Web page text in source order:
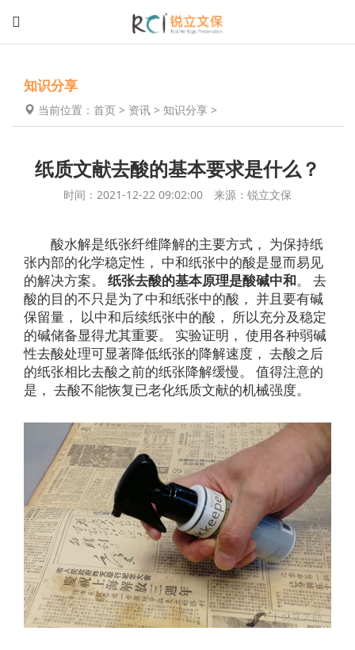
知识分享
当前位置： 首页 > 资讯 > 知识分享 >
纸质文献去酸的基本要求是什么？
时间：2021-12-22 09:02:00 来源：锐立文保
酸水解是纸张纤维降解的主要方式， 为保持纸
张内部的化学稳定性， 中和纸张中的酸是显而易见
的解决方案。 纸张去酸的基本原理是酸碱中和。 去
酸的目的不只是为了中和纸张中的酸， 并且要有碱
保留量， 以中和后续纸张中的酸， 所以充分及稳定
的碱储备显得尤其重要。 实验证明， 使用各种弱碱
性去酸处理可显著降低纸张的降解速度， 去酸之后
的纸张相比去酸之前的纸张降解缓慢。 值得注意的
是， 去酸不能恢复已老化纸质文献的机械强度。